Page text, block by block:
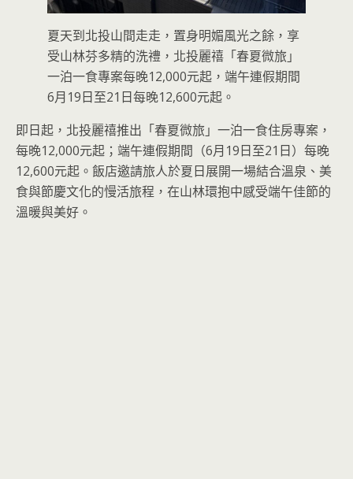
夏天到北投山間走走，置身明媚風光之餘，享
受山林芬多精的洗禮，北投麗禧「春夏微旅」
一泊一食專案每晚12,000元起，端午連假期間
6月19日至21日每晚12,600元起。
即日起，北投麗禧推出「春夏微旅」一泊一食住房專案，
每晚12,000元起；端午連假期間（6月19日至21日）每晚
12,600元起。飯店邀請旅人於夏日展開一場結合溫泉、美
食與節慶文化的慢活旅程，在山林環抱中感受端午佳節的
溫暖與美好。